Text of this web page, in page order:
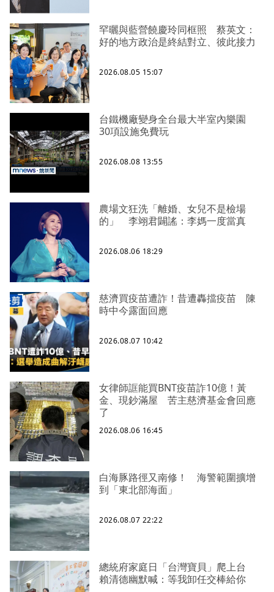
罕曬與藍營饒慶玲同框照 蔡英文：
好的地方政治是終結對立、彼此接力
2026.08.05 15:07
台鐵機廠變身全台最大半室內樂園
30項設施免費玩
2026.08.08 13:55
農場文狂洗「離婚、女兒不是檢場
的」 李翊君闢謠：李媽一度當真
2026.08.06 18:29
慈濟買疫苗遭詐！昔遭轟擋疫苗 陳
時中今露面回應
2026.08.07 10:42
女律師誆能買BNT疫苗詐10億！黃
金、現鈔滿屋 苦主慈濟基金會回應
了
2026.08.06 16:45
白海豚路徑又南修！ 海警範圍擴增
到「東北部海面」
2026.08.07 22:22
總統府家庭日「台灣寶貝」爬上台
賴清德幽默喊：等我卸任交棒給你